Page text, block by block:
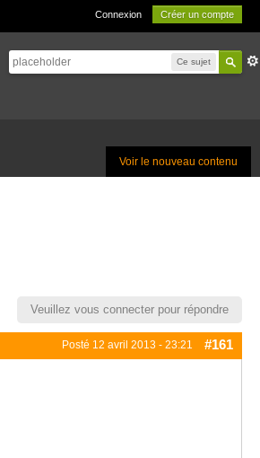
Connexion Créer un compte
Ce sujet
Voir le nouveau contenu
Veuillez vous connecter pour répondre
Posté 12 avril 2013 - 23:21 #161